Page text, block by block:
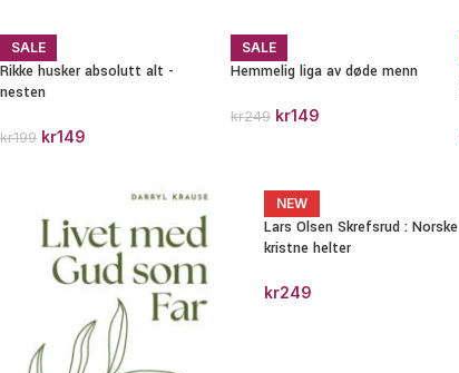
SALE
Rikke husker absolutt alt -
nesten
kr199 kr149
SALE
Hemmelig liga av døde menn
kr249 kr149
NEW
Lars Olsen Skrefsrud : Norske
kristne helter
kr249